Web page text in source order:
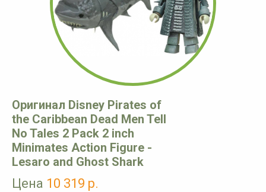
Оригинал Disney Pirates of
the Caribbean Dead Men Tell
No Tales 2 Pack 2 inch
Minimates Action Figure -
Lesaro and Ghost Shark
Цена 10 319 р.